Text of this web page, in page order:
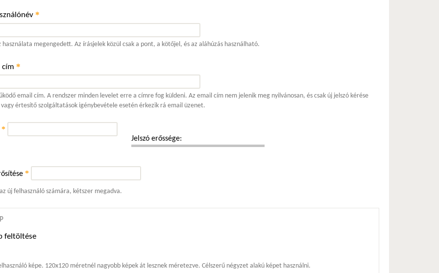
*
használata megengedett. Az írásjelek közül csak a pont, a kötőjel, és az aláhúzás használható.
cím *
email cím. A rendszer minden levelet erre a címre fog küldeni. Az email cím nem jelenik meg nyilvánosan, és csak új jelszó kérése
vagy értesítő szolgáltatások igénybevétele esetén érkezik rá email üzenet.
Jelszó erőssége:
*
*
az új felhasználó számára, kétszer megadva.
feltöltése
képe. 120x120 méretnél nagyobb képek át lesznek méretezve. Célszerű négyzet alakú képet használni.